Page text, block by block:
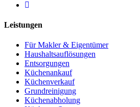
Leistungen
Für Makler & Eigentümer
Haushaltsauflösungen
Entsorgungen
Küchenankauf
Küchenverkauf
Grundreinigung
Küchenabholung